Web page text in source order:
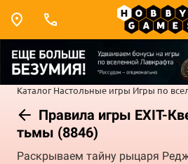
Каталог Настольные игры Игры по
Правила игры EXIT-
тьмы (8846)
Раскрываем тайну рыцаря